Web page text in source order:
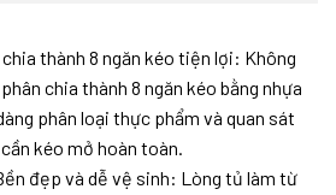
chia thành 8 ngăn kéo tiện lợi: Không
chia thành 8 ngăn kéo bằng nhựa
phân loại thực phẩm và quan sát
kéo mở hoàn toàn.
đẹp và dễ vệ sinh: Lòng tủ làm từ